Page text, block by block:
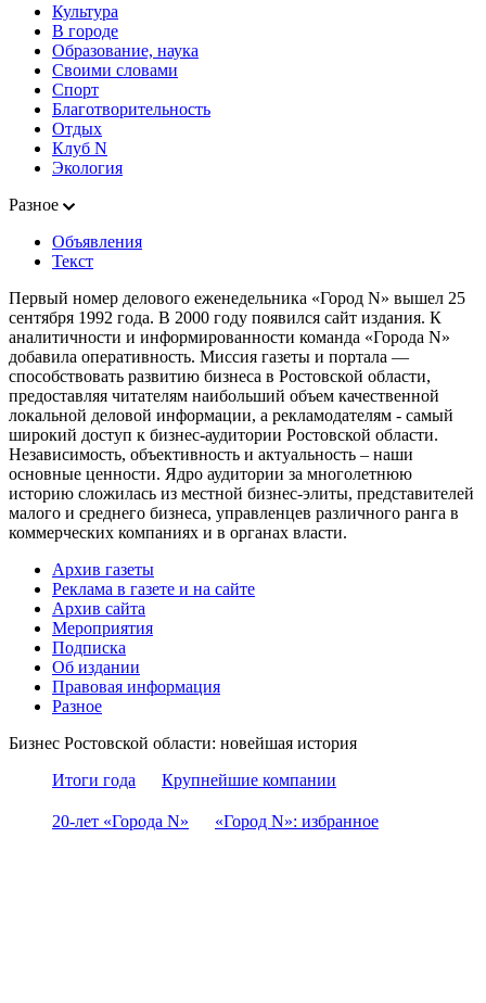
Культура
В городе
Образование, наука
Своими словами
Спорт
Благотворительность
Отдых
Клуб N
Экология
Разное
Объявления
Текст
Первый номер делового еженедельника «Город N» вышел 25
сентября 1992 года. В 2000 году появился сайт издания. К
аналитичности и информированности команда «Города N»
добавила оперативность. Миссия газеты и портала —
способствовать развитию бизнеса в Ростовской области,
предоставляя читателям наибольший объем качественной
локальной деловой информации, а рекламодателям - самый
широкий доступ к бизнес-аудитории Ростовской области.
Независимость, объективность и актуальность – наши
основные ценности. Ядро аудитории за многолетнюю
историю сложилась из местной бизнес-элиты, представителей
малого и среднего бизнеса, управленцев различного ранга в
коммерческих компаниях и в органах власти.
Архив газеты
Реклама в газете и на сайте
Архив сайта
Мероприятия
Подписка
Об издании
Правовая информация
Разное
Бизнес Ростовской области: новейшая история
Итоги года
Крупнейшие компании
20-лет «Города N» «Город N»: избранное